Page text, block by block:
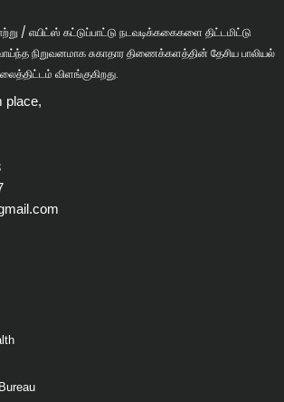
/ எயிட்ஸ் கட்டுப்பாட்டு நடவடிக்ககைகளை திட்டமிட்டு
நிறுவனமாக சுகாதார திணைக்களத்தின் தேசிய பாலியல்
விளங்குகிறது.
place,